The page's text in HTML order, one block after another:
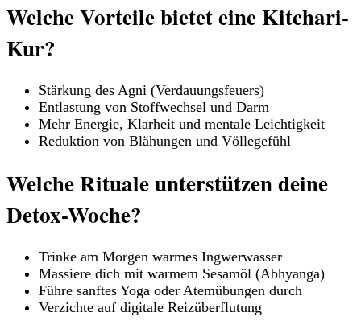
Welche Vorteile bietet eine Kitchari-
Kur?
Stärkung des Agni (Verdauungsfeuers)
Entlastung von Stoffwechsel und Darm
Mehr Energie, Klarheit und mentale Leichtigkeit
Reduktion von Blähungen und Völlegefühl
Welche Rituale unterstützen deine
Detox-Woche?
Trinke am Morgen warmes Ingwerwasser
Massiere dich mit warmem Sesamöl (Abhyanga)
Führe sanftes Yoga oder Atemübungen durch
Verzichte auf digitale Reizüberflutung